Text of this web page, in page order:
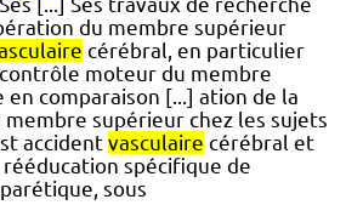
du membre supérieur
cérébral, en particulier
moteur du membre
comparaison [...] ation de la
supérieur chez les sujets
accident vasculaire cérébral et
spécifique de
sous